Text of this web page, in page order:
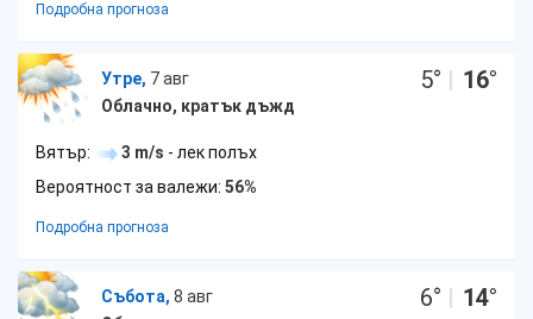
Подробна прогноза
Утре, 7 авг
Облачно, кратък дъжд
5° | 16°
Вятър: 3 m/s - лек полъх
Вероятност за валежи: 56%
Подробна прогноза
Събота, 8 авг
6° | 14°